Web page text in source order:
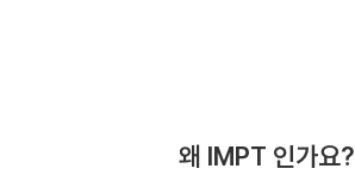
왜 IMPT 인가요?